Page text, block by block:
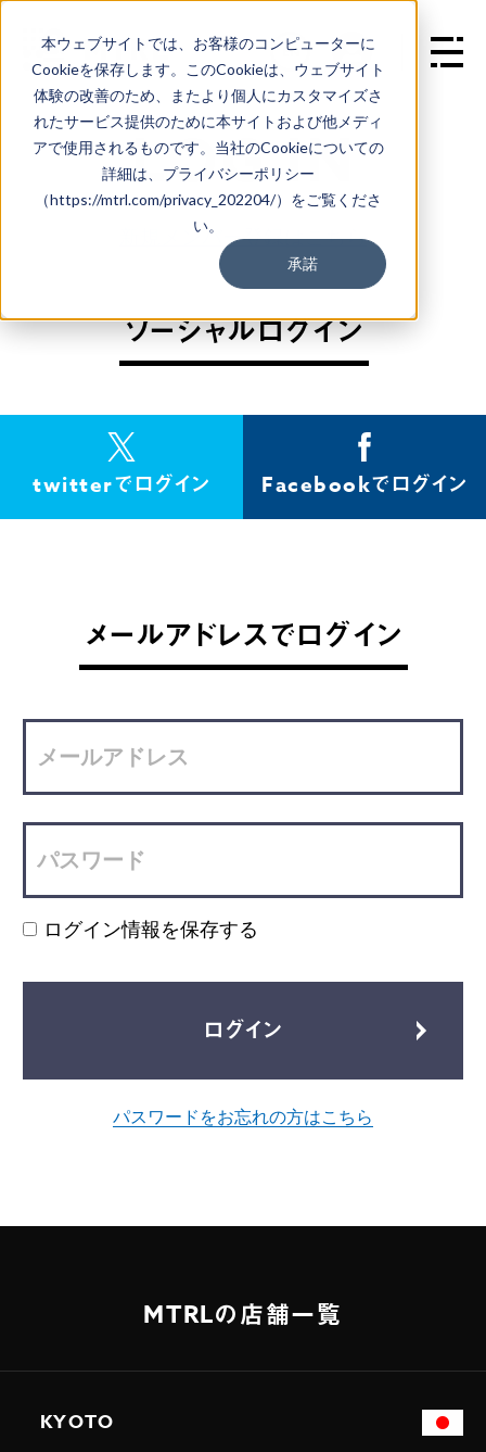
本ウェブサイトでは、お客様のコンピューターに
Cookieを保存します。このCookieは、ウェブサイト
体験の改善のため、またより個人にカスタマイズさ
れたサービス提供のために本サイトおよび他メディ
アで使用されるものです。当社のCookieについての
詳細は、プライバシーポリシー
（https://mtrl.com/privacy_202204/）をご覧くださ
い。
承諾
EN
LOG IN
新規メンバー登録はこちら
ソーシャルログイン
twitterでログイン Facebookでログイン
メールアドレスでログイン
ログイン情報を保存する
ログイン
パスワードをお忘れの方はこちら
MTRLの店舗一覧
KYOTO